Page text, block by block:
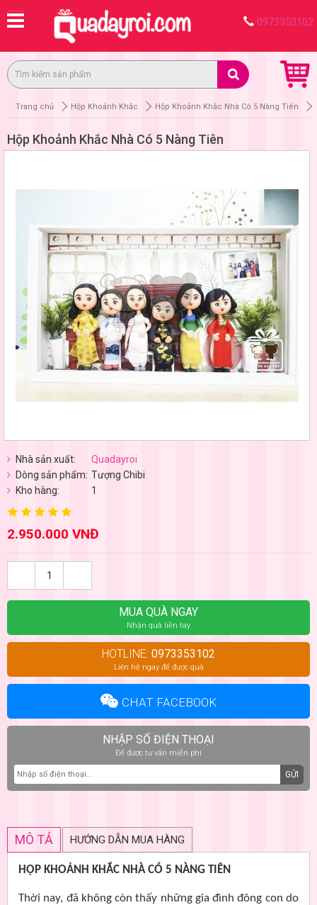
0973353102
Trang chủ Hộp Khoảnh Khắc Hộp Khoảnh Khắc Nhà Có 5 Nàng Tiên
Hộp Khoảnh Khắc Nhà Có 5 Nàng Tiên
Nhà sản xuất:
Quadayroi
Dòng sản phẩm: Tượng Chibi
Kho hàng:
1
2.950.000 VNĐ
MUA QUÀ NGAY
Nhận quà liền tay
HOTLINE: 0973353102
Liên hệ ngay để được quà
CHAT FACEBOOK
NHẬP SỐ ĐIỆN THOẠI
Để được tư vấn miễn phí
GỬI
MÔ TẢ HƯỚNG DẪN MUA HÀNG
HỘP KHOẢNH KHẮC NHÀ CÓ 5 NÀNG TIÊN
Thời nay, đã không còn thấy những gia đình đông con do